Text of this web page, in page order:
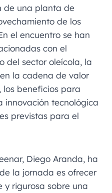
de una planta de
de los
el encuentro se han
con el
del sector oleícola, la
la cadena de valor
los beneficios para
innovación tecnológica
previstas para el
Diego Aranda, ha
la jornada es ofrecer
y rigurosa sobre una